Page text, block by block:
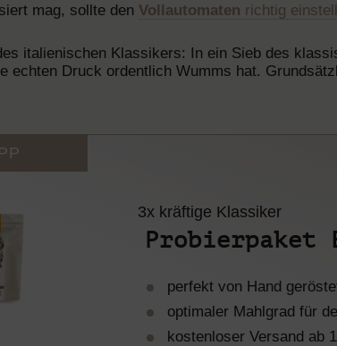
mag, sollte den Vollautomaten richtig
italienischen Klassikers: In ein Sieb des
echten Druck ordentlich Wumms hat.
3x kräftige Klassiker
Probierpaket
perfekt von Hand
optimaler Mahlgrad für
kostenloser Versand ab